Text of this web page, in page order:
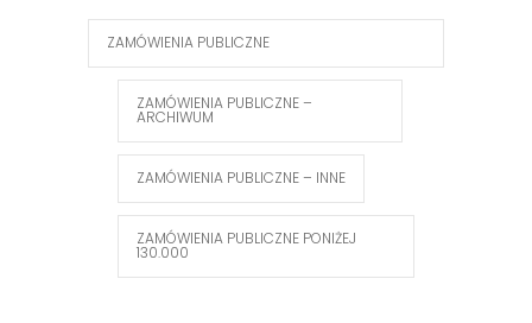
ZAMÓWIENIA PUBLICZNE
ZAMÓWIENIA PUBLICZNE –
ARCHIWUM
ZAMÓWIENIA PUBLICZNE – INNE
ZAMÓWIENIA PUBLICZNE PONIŻEJ
130.000